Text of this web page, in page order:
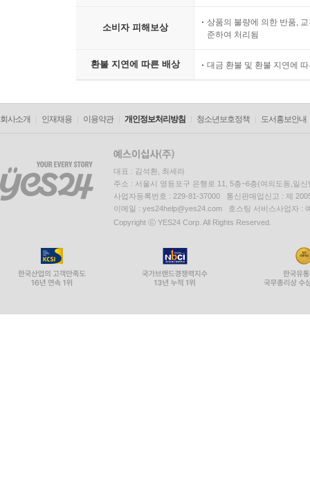
소비자 피해보상
상품의 불량에 의한 반품,
준하여 처리됨
환불 지연에 따른 배상 대금 환불 및 환불 지연에
회사소개 인재채용 이용약관 개인정보처리방침 청소년보호정책 도서홍보안내
대표 : 김석환, 최세라
주소 : 서울시 영등포구 은행로 11, 5층~6층(여의도동,일신
사업자등록번호 : 229-81-37000 통신판매업신고 : 제
이메일 : yes24help@yes24.com 호스팅 서비스사업자 :
Copyright ⓒ YES24 Corp. All Rights Reserved.